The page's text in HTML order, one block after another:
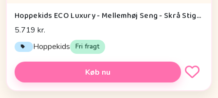
Hoppekids ECO Luxury - Mellemhøj Seng - Skrå Stige - Flere Størrelser - Hvid
5.719 kr.
Hoppekids Fri fragt
Køb nu